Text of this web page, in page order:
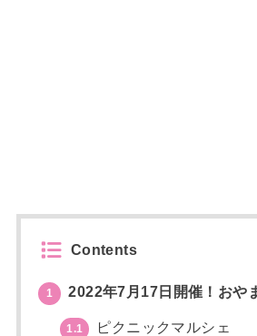
Contents
1 2022年7月17日開催！おや
1.1 ピクニックマルシェ